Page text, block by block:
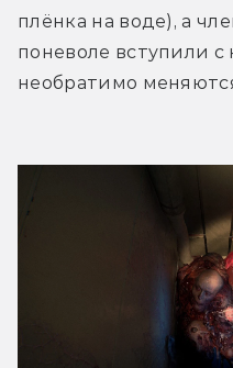
плёнка на воде), а
поневоле вступили с
необратимо